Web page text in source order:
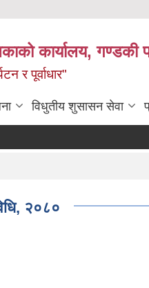
कार्यालय,
र पूर्वाधार"
विधुतीय शुसासन सेवा
२०८०